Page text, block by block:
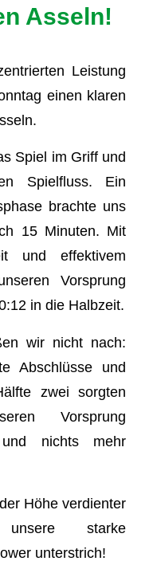
Asseln!
Leistung
einen klaren
Spiel im Griff und
Spielfluss. Ein
brachte uns
15 Minuten. Mit
und effektivem
Vorsprung
in die Halbzeit.
wir nicht nach:
Abschlüsse und
zwei sorgten
Vorsprung
und nichts mehr
Höhe verdienter
unsere starke
unterstrich!